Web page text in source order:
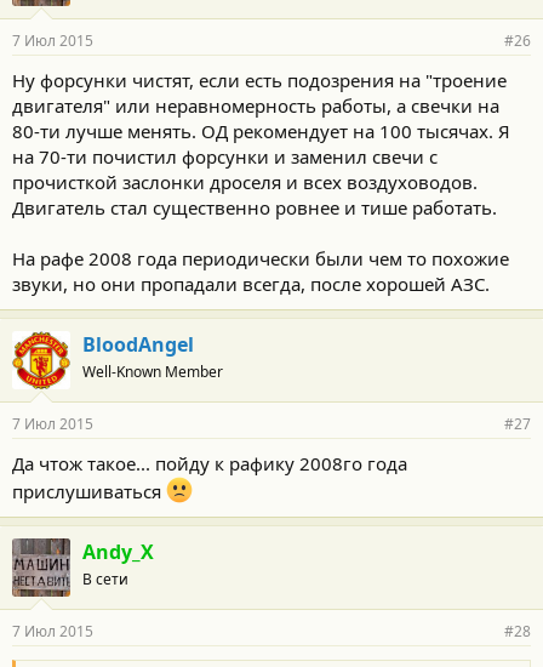
7 Июл 2015 #26
Ну форсунки чистят, если есть подозрения на "троение
двигателя" или неравномерность работы, а свечки на
80-ти лучше менять. ОД рекомендует на 100 тысячах. Я
на 70-ти почистил форсунки и заменил свечи с
прочисткой заслонки дроселя и всех воздуховодов.
Двигатель стал существенно ровнее и тише работать.
На рафе 2008 года периодически были чем то похожие
звуки, но они пропадали всегда, после хорошей АЗС.
BloodAngel
Well-Known Member
7 Июл 2015 #27
Да чтож такое... пойду к рафику 2008го года
прислушиваться
Andy_X
В сети
7 Июл 2015 #28